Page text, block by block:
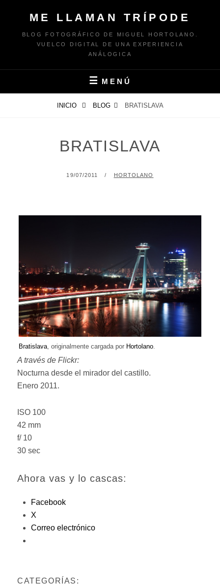
contenido
ME LLAMAN TRÍPODE
BLOG FOTOGRÁFICO DE MIGUEL HORTOLANO.
VUELCO DIGITAL DE UNA EXPERIENCIA
ANÁLOGICA
MENÚ
INICIO BLOG BRATISLAVA
BRATISLAVA
PUBLICADO
19/07/2011 POR
HORTOLANO
Bratislava, originalmente cargada por Hortolano.
A través de Flickr:
Nocturna desde el mirador del castillo.
Enero 2011.
ISO 100
42 mm
f/ 10
30 sec
Ahora vas y lo cascas:
Facebook
X
Correo electrónico
CATEGORÍAS: